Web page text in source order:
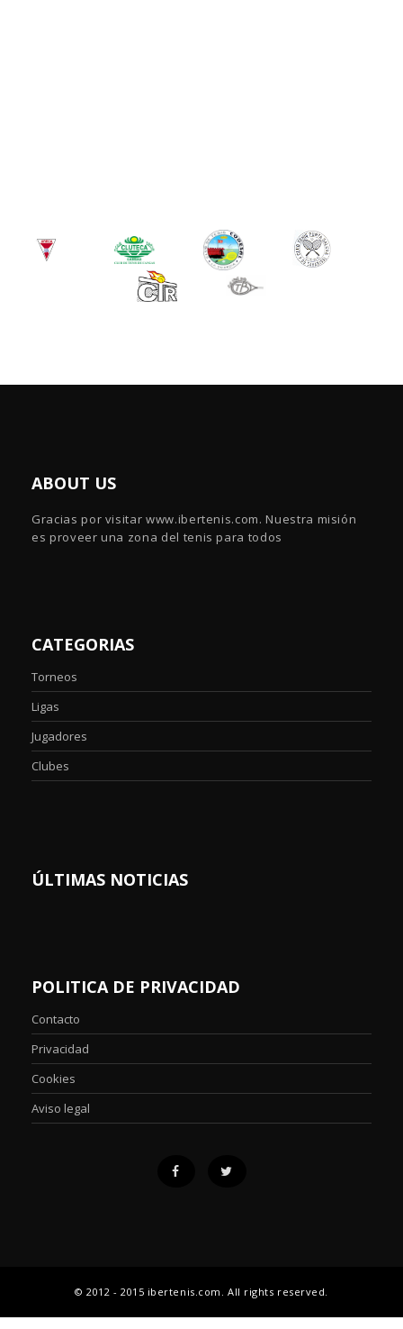
ABOUT US
Gracias por visitar www.ibertenis.com. Nuestra misión
es proveer una zona del tenis para todos
CATEGORIAS
Torneos
Ligas
Jugadores
Clubes
ÚLTIMAS NOTICIAS
POLITICA DE PRIVACIDAD
Contacto
Privacidad
Cookies
Aviso legal
© 2012 - 2015 ibertenis.com. All rights reserved.